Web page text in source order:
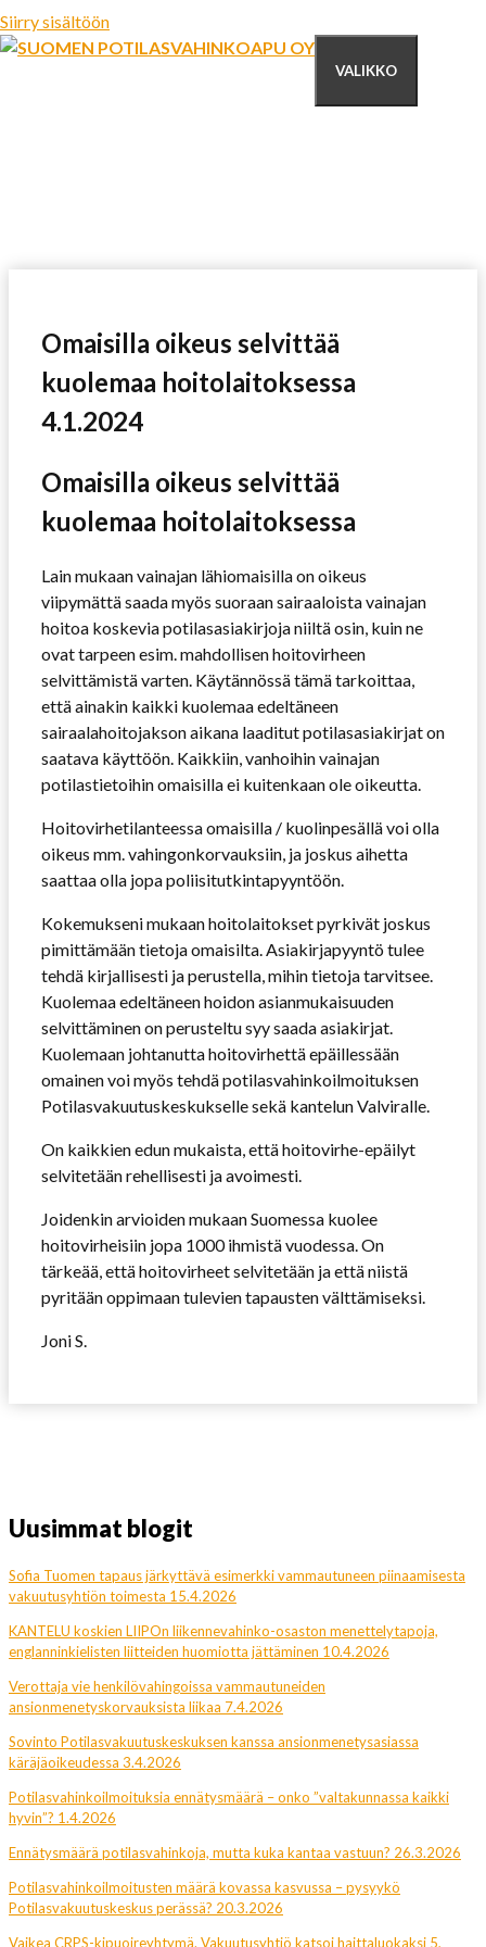
Siirry sisältöön
VALIKKO
Omaisilla oikeus selvittää
kuolemaa hoitolaitoksessa
4.1.2024
Omaisilla oikeus selvittää
kuolemaa hoitolaitoksessa
Lain mukaan vainajan lähiomaisilla on oikeus
viipymättä saada myös suoraan sairaaloista vainajan
hoitoa koskevia potilasasiakirjoja niiltä osin, kuin ne
ovat tarpeen esim. mahdollisen hoitovirheen
selvittämistä varten. Käytännössä tämä tarkoittaa,
että ainakin kaikki kuolemaa edeltäneen
sairaalahoitojakson aikana laaditut potilasasiakirjat on
saatava käyttöön. Kaikkiin, vanhoihin vainajan
potilastietoihin omaisilla ei kuitenkaan ole oikeutta.
Hoitovirhetilanteessa omaisilla / kuolinpesällä voi olla
oikeus mm. vahingonkorvauksiin, ja joskus aihetta
saattaa olla jopa poliisitutkintapyyntöön.
Kokemukseni mukaan hoitolaitokset pyrkivät joskus
pimittämään tietoja omaisilta. Asiakirjapyyntö tulee
tehdä kirjallisesti ja perustella, mihin tietoja tarvitsee.
Kuolemaa edeltäneen hoidon asianmukaisuuden
selvittäminen on perusteltu syy saada asiakirjat.
Kuolemaan johtanutta hoitovirhettä epäillessään
omainen voi myös tehdä potilasvahinkoilmoituksen
Potilasvakuutuskeskukselle sekä kantelun Valviralle.
On kaikkien edun mukaista, että hoitovirhe-epäilyt
selvitetään rehellisesti ja avoimesti.
Joidenkin arvioiden mukaan Suomessa kuolee
hoitovirheisiin jopa 1000 ihmistä vuodessa. On
tärkeää, että hoitovirheet selvitetään ja että niistä
pyritään oppimaan tulevien tapausten välttämiseksi.
Joni S.
Uusimmat blogit
Sofia Tuomen tapaus järkyttävä esimerkki vammautuneen piinaamisesta
vakuutusyhtiön toimesta 15.4.2026
KANTELU koskien LIIPOn liikennevahinko-osaston menettelytapoja,
englanninkielisten liitteiden huomiotta jättäminen 10.4.2026
Verottaja vie henkilövahingoissa vammautuneiden
ansionmenetyskorvauksista liikaa 7.4.2026
Sovinto Potilasvakuutuskeskuksen kanssa ansionmenetysasiassa
käräjäoikeudessa 3.4.2026
Potilasvahinkoilmoituksia ennätysmäärä – onko ”valtakunnassa kaikki
hyvin”? 1.4.2026
Ennätysmäärä potilasvahinkoja, mutta kuka kantaa vastuun? 26.3.2026
Potilasvahinkoilmoitusten määrä kovassa kasvussa – pysyykö
Potilasvakuutuskeskus perässä? 20.3.2026
Vaikea CRPS-kipuoireyhtymä. Vakuutusyhtiö katsoi haittaluokaksi 5,